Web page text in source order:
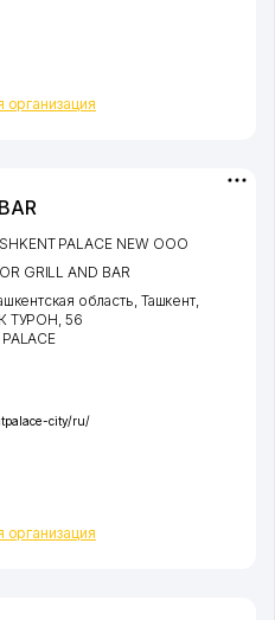
организация
city/ru/
организация
PALACE NEW ООО
GRILL AND BAR
область, Ташкент,
ТУРОН, 56